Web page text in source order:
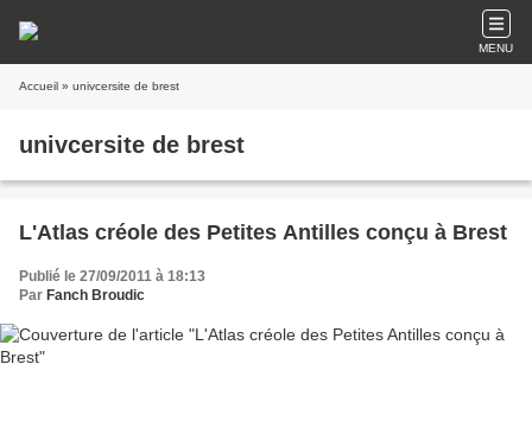
MENU
Accueil » univcersite de brest
univcersite de brest
L'Atlas créole des Petites Antilles conçu à Brest
Publié le 27/09/2011 à 18:13
Par Fanch Broudic